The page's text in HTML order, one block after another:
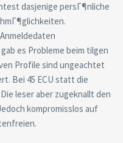
dasjenige persГ¶nliche
es Probleme beim tilgen
Profile sind ungeachtet
Bei 45 ECU statt die
leser aber zugeknallt den
kompromisslos auf